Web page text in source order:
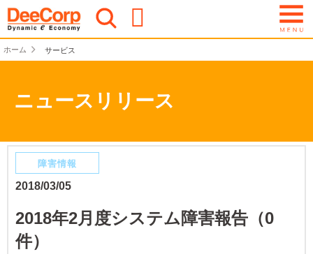
ホーム サービス
ニュースリリース
障害情報
2018/03/05
2018年2月度システム障害報告（0
件）